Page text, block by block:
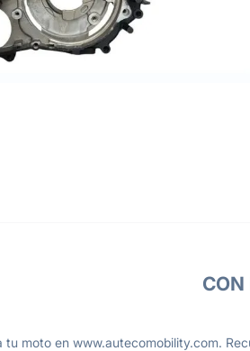
CON
tu moto en www.autecomobility.com.